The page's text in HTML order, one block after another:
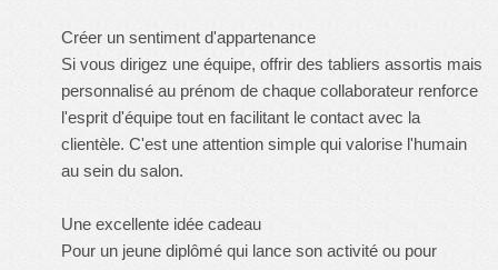
Créer un sentiment d'appartenance
Si vous dirigez une équipe, offrir des tabliers assortis mais
personnalisé au prénom de chaque collaborateur renforce
l'esprit d'équipe tout en facilitant le contact avec la
clientèle. C'est une attention simple qui valorise l'humain
au sein du salon.
Une excellente idée cadeau
Pour un jeune diplômé qui lance son activité ou pour